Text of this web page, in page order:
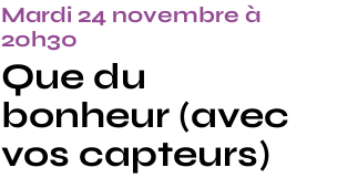
Mardi 24 novembre à
20h30
Que du
bonheur (avec
vos capteurs)